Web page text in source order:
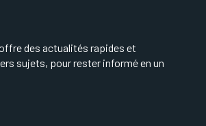
des actualités rapides et
sujets, pour rester informé en un